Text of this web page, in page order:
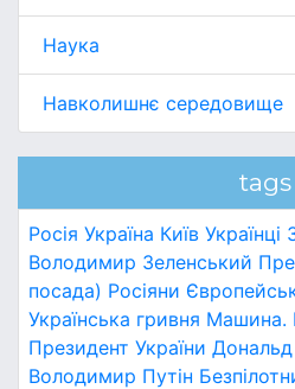
Наука
Навколишнє середовище
tags
Росія Україна Київ Українці
Володимир Зеленський
посада) Росіяни
Українська гривня Машина.
Президент України
Володимир Путін